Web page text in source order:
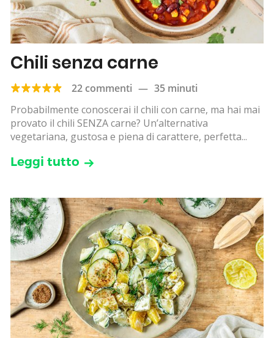
Chili senza carne
22 commenti — 35 minuti
Probabilmente conoscerai il chili con carne, ma hai mai
provato il chili SENZA carne? Un’alternativa
vegetariana, gustosa e piena di carattere, perfetta...
Leggi tutto